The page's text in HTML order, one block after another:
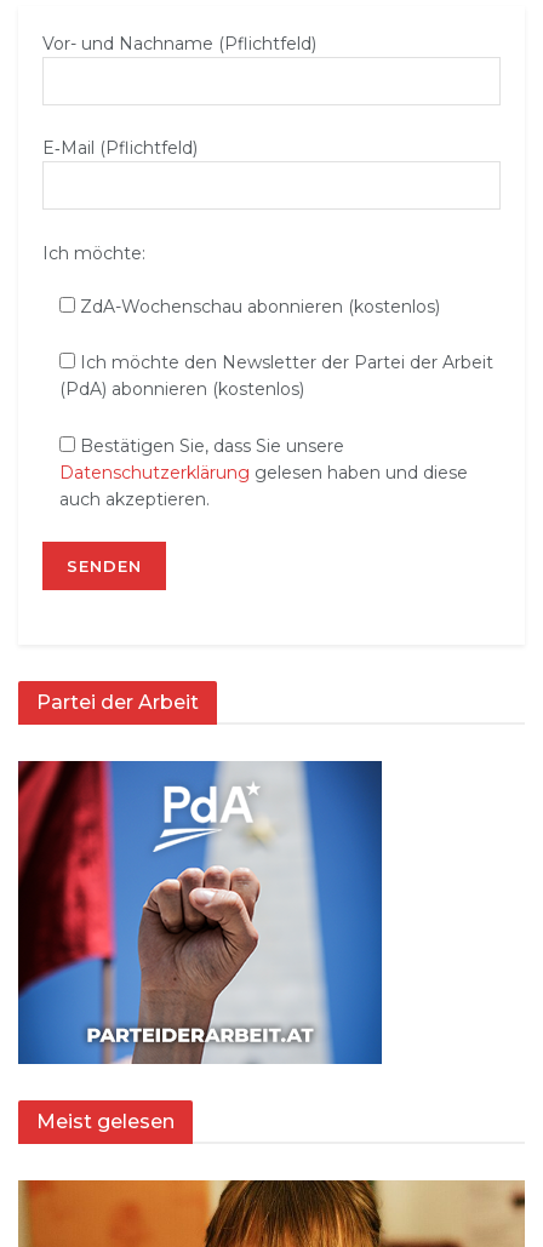
Vor- und Nachname (Pflichtfeld)
E‑Mail (Pflichtfeld)
Ich möchte:
ZdA-Wochenschau abonnieren (kostenlos)
Ich möchte den Newsletter der Partei der Arbeit
(PdA) abonnieren (kostenlos)
Bestätigen Sie, dass Sie unsere
Datenschutzerklärung gelesen haben und diese
auch akzeptieren.
Partei der Arbeit
Meist gelesen